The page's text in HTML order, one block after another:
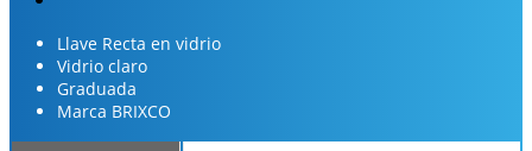
Llave Recta en vidrio
Vidrio claro
Graduada
Marca BRIXCO